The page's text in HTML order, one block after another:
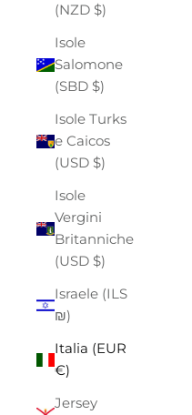
(NZD $)
Isole
Salomone
(SBD $)
Isole Turks
e Caicos
(USD $)
Isole
Vergini
Britanniche
(USD $)
Israele (ILS
₪)
Italia (EUR
€)
Jersey